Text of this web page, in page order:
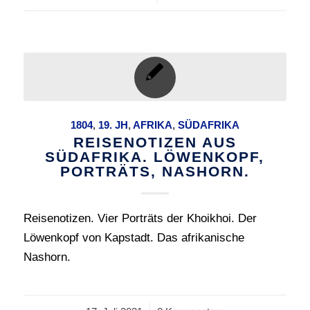
1804, 19. JH,AFRIKA, SÜDAFRIKA
REISENOTIZEN AUS
SÜDAFRIKA. LÖWENKOPF,
PORTRÄTS, NASHORN.
Reisenotizen. Vier Porträts der Khoikhoi. Der
Löwenkopf von Kapstadt. Das afrikanische
Nashorn.